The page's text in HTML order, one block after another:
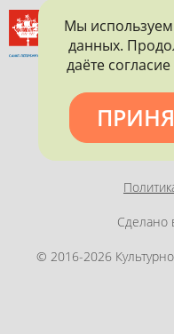
ИСТОРИИ И
САНКТ-
Сделано
© 2016-2026
Мы
данных.
даёте